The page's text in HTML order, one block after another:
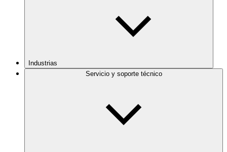
Industrias
Servicio y soporte técnico